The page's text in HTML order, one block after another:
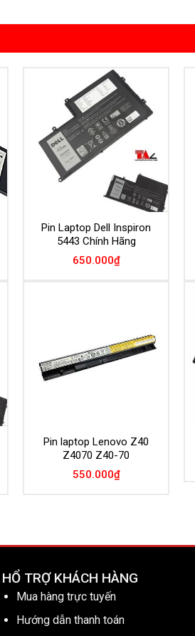
Add to
Wishlist
Pin Laptop Dell Inspiron
5443 Chính Hãng
650.000₫
Pin laptop Lenovo Z40
Z4070 Z40-70
550.000₫
HỔ TRỢ KHÁCH HÀNG
Mua hàng trực tuyến
Hướng dẫn thanh toán